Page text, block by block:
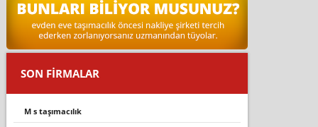
SON FİRMALAR
m s taşimacilik